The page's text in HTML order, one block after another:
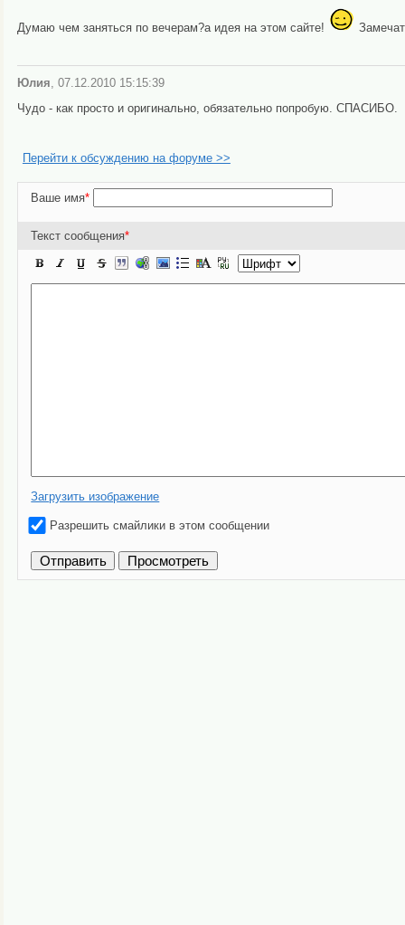
Думаю чем заняться по вечерам?а идея на этом сайте!
Юлия, 07.12.2010 15:15:39
Чудо - как просто и оригинально, обязательно попробую. СПАСИБО.
Перейти к обсуждению на форуме >>
Ваше имя*
Текст сообщения*
Загрузить изображение
Разрешить смайлики в этом сообщении